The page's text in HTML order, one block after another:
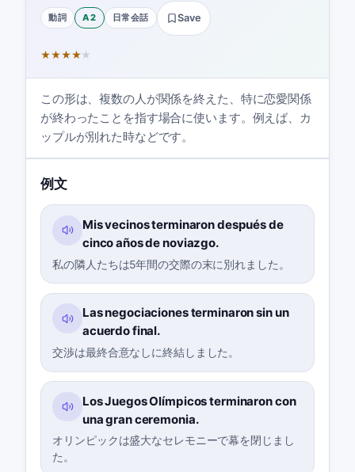
動詞 A2 日常会話 Save
★★★★★
この形は、複数の人が関係を終えた、特に恋愛関係
が終わったことを指す場合に使います。例えば、カ
ップルが別れた時などです。
例文
Mis vecinos terminaron después de
cinco años de noviazgo.
私の隣人たちは5年間の交際の末に別れました。
Las negociaciones terminaron sin un
acuerdo final.
交渉は最終合意なしに終結しました。
Los Juegos Olímpicos terminaron con
una gran ceremonia.
オリンピックは盛大なセレモニーで幕を閉じまし
た。